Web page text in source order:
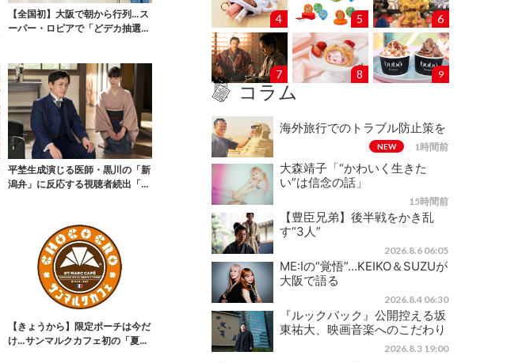
【全国初】大阪で朝から行列…ス
ーパー・ロピアで「どデカ抽選
平埜生成演じる医師・黒川の「新
潟弁」に反応する視聴者続出「グ
【きょうから】限定ポーチは今だ
け…サンマルクカフェ初の「夏福
4 5 6
7 8 9
コラム
海外旅行でのトラブル防止策を
NEW 1時間前
大森靖子「“かわいく生きた
い”は信念の話」
15時間前
【豊臣兄弟】後半戦をかき乱
す“3人”
2026.8.6 06:05
ME:Iの“覚悟”…KEIKO＆SUZUが
大阪で語る
2026.8.4 06:30
『ルックバック』公開控える坂
東祐大、映画音楽へのこだわり
2026.8.3 19:00